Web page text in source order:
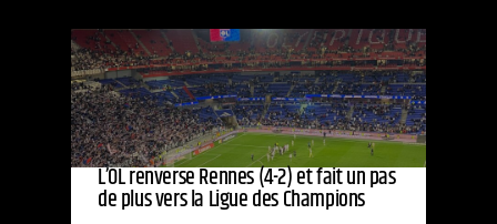
L’OL renverse Rennes (4-2) et fait un pas
de plus vers la Ligue des Champions